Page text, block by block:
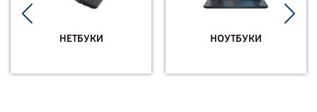
НЕТБУКИ НОУТБУКИ